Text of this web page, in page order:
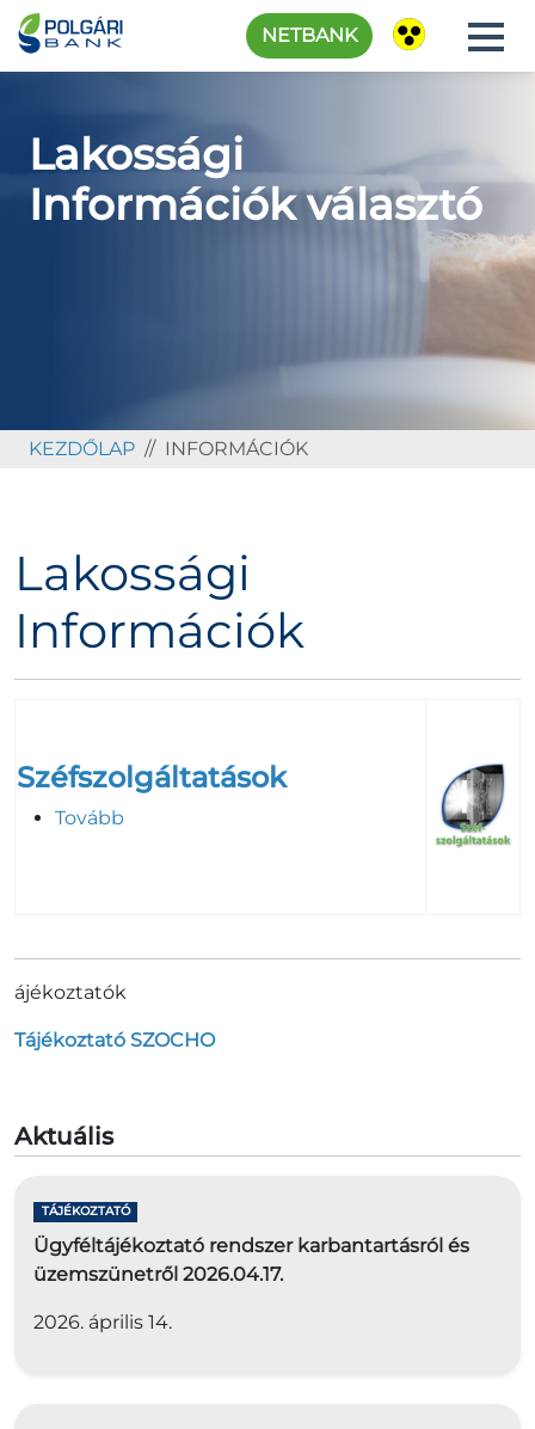
NETBANK
Lakossági
Információk választó
KEZDŐLAP INFORMÁCIÓK
Lakossági
Információk
Széfszolgáltatások
Tovább
ájékoztatók
Tájékoztató SZOCHO
Aktuális
TÁJÉKOZTATÓ
Ügyféltájékoztató rendszer karbantartásról és
üzemszünetről 2026.04.17.
2026. április 14.